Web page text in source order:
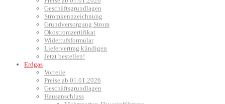
Geschäftsgrundlagen
Stromkennzeichnung
Grundversorgung Strom
Ökostromzertifikat
Widerrufsformular
Liefervertrag kündigen
Jetzt bestellen!
Erdgas
Vorteile
Preise ab 01.01.2026
Geschäftsgrundlagen
Hausanschluss